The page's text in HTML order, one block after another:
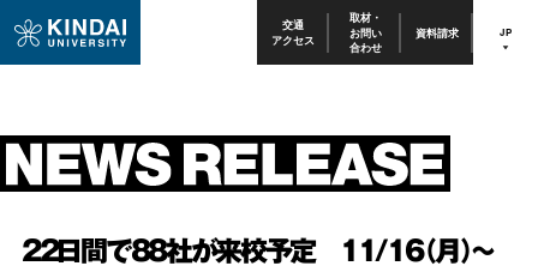
交通
アクセス
取材・
お問い
合わせ
資料請求 JP
22日間で88社が来校予定 11/16（月）～